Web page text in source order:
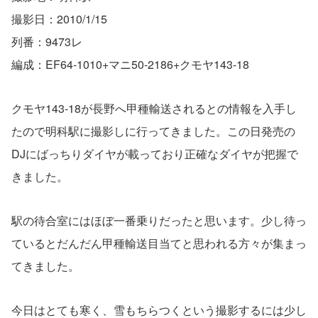
撮影日：2010/1/15
列番：9473レ
編成：EF64-1010+マニ50-2186+クモヤ143-18
クモヤ143-18が長野へ甲種輸送されるとの情報を入手し
たので明科駅に撮影しに行ってきました。この日発売の
DJにばっちりダイヤが載っており正確なダイヤが把握で
きました。
駅の待合室にはほぼ一番乗りだったと思います。少し待っ
ているとだんだん甲種輸送目当てと思われる方々が集まっ
てきました。
今日はとても寒く、雪もちらつくという撮影するには少し